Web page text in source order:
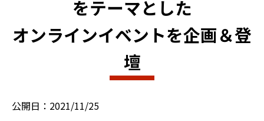
をテーマとした
オンラインイベントを企画＆登
壇
2021/11/25